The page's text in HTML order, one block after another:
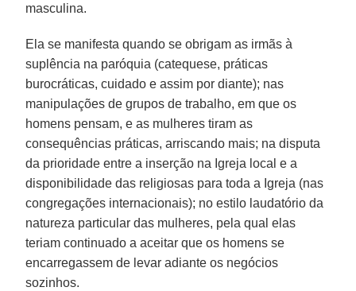
masculina.
Ela se manifesta quando se obrigam as irmãs à
suplência na paróquia (catequese, práticas
burocráticas, cuidado e assim por diante); nas
manipulações de grupos de trabalho, em que os
homens pensam, e as mulheres tiram as
consequências práticas, arriscando mais; na disputa
da prioridade entre a inserção na Igreja local e a
disponibilidade das religiosas para toda a Igreja (nas
congregações internacionais); no estilo laudatório da
natureza particular das mulheres, pela qual elas
teriam continuado a aceitar que os homens se
encarregassem de levar adiante os negócios
sozinhos.